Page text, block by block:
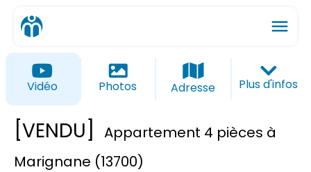
menu
ios_share
Vidéo Photos Adresse Plus d'infos
[VENDU]
Appartement 4 pièces à
Marignane (13700)